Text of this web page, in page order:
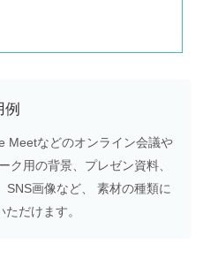
Meetなどのオンライン会議や
ク用の背景、プレゼン資料、
SNS画像など、 素材の種類に
だけます。